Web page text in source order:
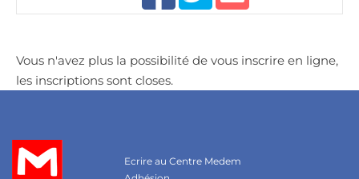
Vous n'avez plus la possibilité de vous inscrire en ligne,
les inscriptions sont closes.
Ecrire au Centre Medem